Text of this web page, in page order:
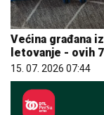
Većina građana
letovanje - ovih
15. 07. 2026 07:44